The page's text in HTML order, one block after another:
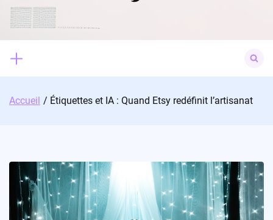
for:
Accueil Étiquettes et IA : Quand Etsy redéfinit l’artisanat